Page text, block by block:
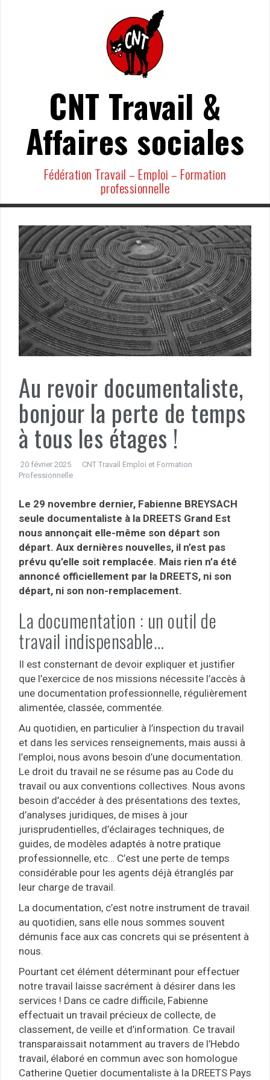
CNT Travail &
Affaires sociales
Fédération Travail – Emploi – Formation
professionnelle
Au revoir documentaliste,
bonjour la perte de temps
à tous les étages !
20 février 2025
CNT Travail Emploi et Formation
Professionnelle
Le 29 novembre dernier, Fabienne BREYSACH
seule documentaliste à la DREETS Grand Est
nous annonçait elle-même son départ son
départ. Aux dernières nouvelles, il n’est pas
prévu qu’elle soit remplacée. Mais rien n’a été
annoncé officiellement par la DREETS, ni son
départ, ni son non-remplacement.
La documentation : un outil de
travail indispensable…
Il est consternant de devoir expliquer et justifier
que l’exercice de nos missions nécessite l’accès à
une documentation professionnelle, régulièrement
alimentée, classée, commentée.
Au quotidien, en particulier à l’inspection du travail
et dans les services renseignements, mais aussi à
l’emploi, nous avons besoin d’une documentation.
Le droit du travail ne se résume pas au Code du
travail ou aux conventions collectives. Nous avons
besoin d’accéder à des présentations des textes,
d’analyses juridiques, de mises à jour
jurisprudentielles, d’éclairages techniques, de
guides, de modèles adaptés à notre pratique
professionnelle, etc… C’est une perte de temps
considérable pour les agents déjà étranglés par
leur charge de travail.
La documentation, c’est notre instrument de travail
au quotidien, sans elle nous sommes souvent
démunis face aux cas concrets qui se présentent à
nous.
Pourtant cet élément déterminant pour effectuer
notre travail laisse sacrément à désirer dans les
services ! Dans ce cadre difficile, Fabienne
effectuait un travail précieux de collecte, de
classement, de veille et d’information. Ce travail
transparaissait notamment au travers de l’Hebdo
travail, élaboré en commun avec son homologue
Catherine Quetier documentaliste à la DREETS Pays